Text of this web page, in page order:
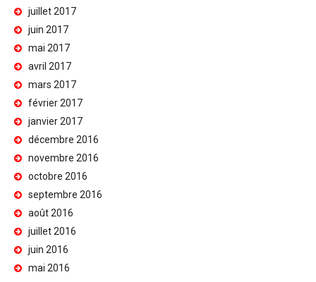
juillet 2017
juin 2017
mai 2017
avril 2017
mars 2017
février 2017
janvier 2017
décembre 2016
novembre 2016
octobre 2016
septembre 2016
août 2016
juillet 2016
juin 2016
mai 2016